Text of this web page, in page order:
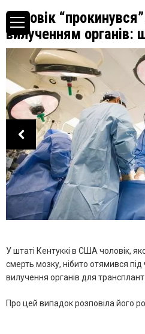
Чоловік
вилученням органів:
У штаті Кентуккі в США чоловік,
смерть мозку, нібито отямився під
вилучення органів для
Про цей випадок розповіла його